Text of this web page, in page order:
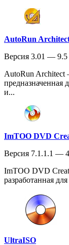
AutoRun
Версия 3.01 —
AutoRun Architect
предназначенная
и...
ImTOO DVD
Версия 7.1.1.1 —
ImTOO DVD
разработанная
UltraISO